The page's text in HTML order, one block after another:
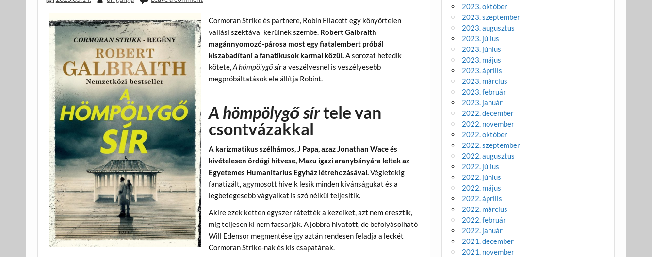
Cormoran Strike és partnere, Robin Ellacott egy könyörtelen
vallási szektával kerülnek szembe. Robert Galbraith
magánnyomozó-párosa most egy fiatalembert próbál
kiszabadítani a fanatikusok karmai közül.A sorozat hetedik
kötete,A hömpölygő síra veszélyesnél is veszélyesebb
megpróbáltatások elé állítja Robint.
A hömpölygő sírtele van
csontvázakkal
A karizmatikus szélhámos, J Papa, azaz Jonathan Wace és
kivételesen ördögi hitvese, Mazu igazi aranybányára leltek az
Egyetemes Humanitarius Egyház létrehozásával.Végletekig
fanatizált, agymosott híveik lesik minden kívánságukat és a
legbetegesebb vágyaikat is szó nélkül teljesítik.
Akire ezek ketten egyszer rátették a kezeiket, azt nem eresztik,
míg teljesen ki nem facsarják. A jobbra hivatott, de befolyásolható
Will Edensor megmentése így aztán rendesen feladja a leckét
Cormoran Strike-nak és kis csapatának.
2023. október
2023. szeptember
2023. augusztus
2023. július
2023. június
2023. május
2023. április
2023. március
2023. február
2023. január
2022. december
2022. november
2022. október
2022. szeptember
2022. augusztus
2022. július
2022. június
2022. május
2022. április
2022. március
2022. február
2022. január
2021. december
2021. november